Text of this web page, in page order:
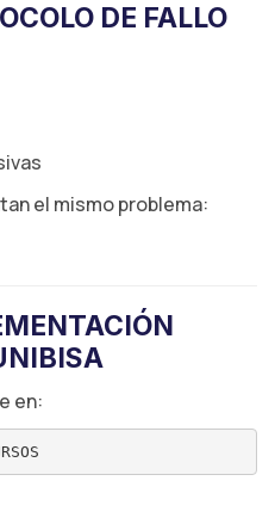
DE FALLO
el mismo problema:
en: